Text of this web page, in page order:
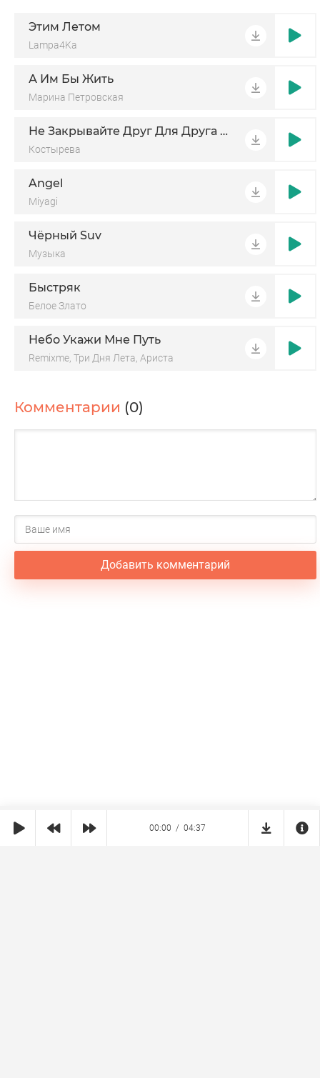
Этим Летом
Lampa4Ka
А Им Бы Жить
Марина Петровская
Не Закрывайте Друг Для Друга Двери
Костырева
Angel
Miyagi
Чёрный Suv
Музыка
Быстряк
Белое Злато
Небо Укажи Мне Путь
Remixme, Три Дня Лета, Ариста
Комментарии (0)
Добавить комментарий
00:00 04:37